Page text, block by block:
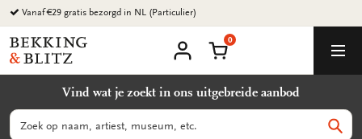
Ga
naar
content
Vanaf €29 gratis bezorgd in NL (Particulier)
Bekking
&
B.V.
account
Winkelmand
0
Vind wat je zoekt in ons uitgebreide aanbod
Zoeken